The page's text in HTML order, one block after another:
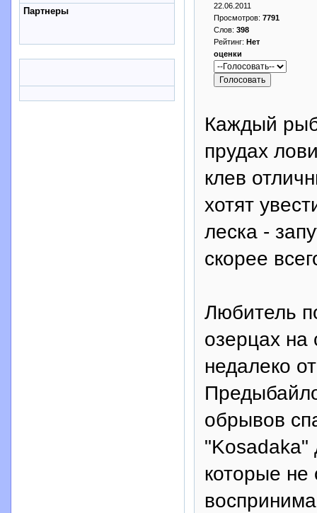
Партнеры
22.06.2011
Просмотров: 7791
Слов: 398
Рейтинг: Нет
оценки
Каждый
прудах
клев
хотят
леска -
скорее
Любитель
озерцах на
недалеко
обрывов
"Kosadaka"
которые не